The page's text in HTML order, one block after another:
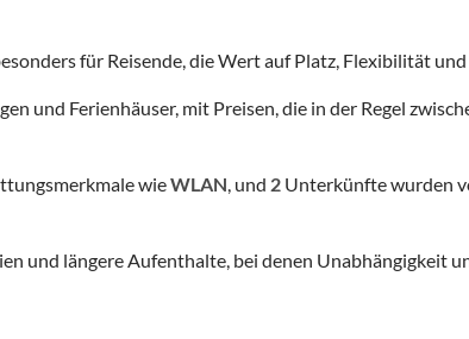
für Reisende, die Wert auf Platz, Flexibilität
und Ferienhäuser, mit Preisen, die in der Regel
wieWLAN, und 2 Unterkünfte wurden
und längere Aufenthalte, bei denen Unabhängigkeit